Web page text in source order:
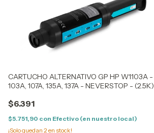
CARTUCHO ALTERNATIVO GP HP W1103A -
103A, 107A, 135A, 137A - NEVERSTOP - (2.5K)
$6.391
$5.751,90 con Efectivo (en nuestro local)
¡Solo quedan 2en stock!